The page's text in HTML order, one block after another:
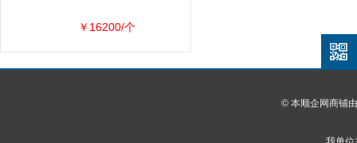
￥16200/个
© 本顺企网商铺由